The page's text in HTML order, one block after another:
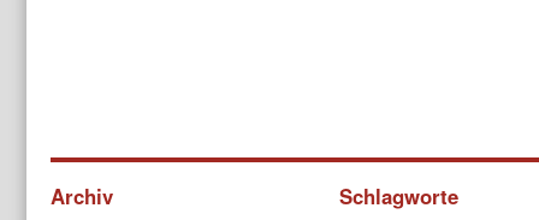
Archiv Schlagworte